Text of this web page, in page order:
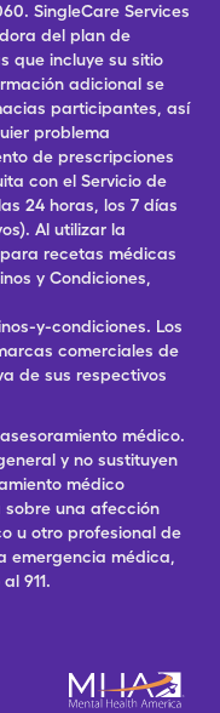
SingleCare Services
del plan de
que incluye su sitio
adicional se
participantes, así
problema
de prescripciones
con el Servicio de
24 horas, los 7 días
Al utilizar la
recetas médicas
y Condiciones,
y-condiciones. Los
comerciales de
de sus respectivos
médico.
y no sustituyen
médico
sobre una afección
u otro profesional de
emergencia médica,
911.